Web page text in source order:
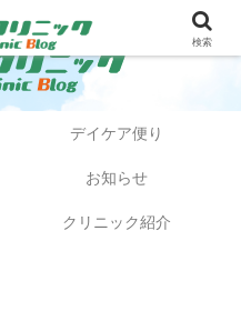
デイケア便り
お知らせ
クリニック紹介
検索